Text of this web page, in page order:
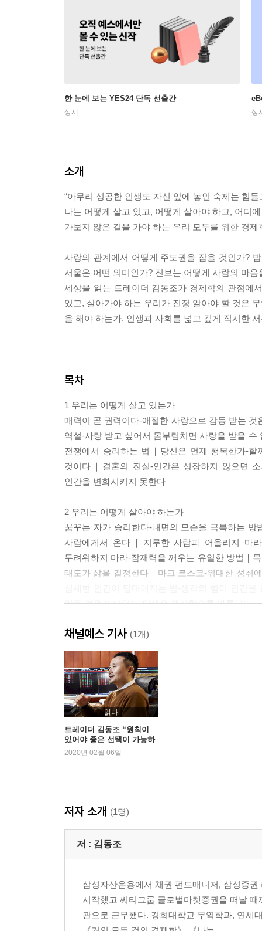
한 눈에 보는 YES24 단독 선출간
상시 상
소개
“아무리 성공한 인생도 자신 앞에 놓인 숙제는 힘들
나는 어떻게 살고 있고, 어떻게 살아야 하고, 어디
가보지 않은 길을 가야 하는 우리 모두를 위한 경제
사랑의 관계에서 어떻게 주도권을 잡을 것인가?
서울은 어떤 의미인가? 진보는 어떻게 사람의 마
세상을 읽는 트레이더 김동조가 경제학의 관점에
있고, 살아가야 하는 우리가 진정 알아야 할 것은
을 해야 하는가. 인생과 사회를 넓고 깊게 직시한
목차
1 우리는 어떻게 살고 있는가
매력이 곧 권력이다-애절한 사랑으로 감동 받는
역설-사랑 받고 싶어서 몸부림치면 사랑을 받을
전쟁에서 승리하는 법｜당신은 언제 행복한가-
것이다｜결혼의 진실-인간은 성장하지 않으면
인간을 변화시키지 못한다
2 우리는 어떻게 살아야 하는가
꿈꾸는 자가 승리한다-내면의 모순을 극복하는
사람에게서 온다｜지루한 사람과 어울리지 마
두려워하지 마라-잠재력을 깨우는 유일한 방법｜
태도가 삶을 결정한다｜마크 로스코-위대한 성취
않은 것은 아니었다-인생은 생각할수록 아름답다
3 우리는 어디에 있는가
위기가 기회다-위기가 변화할 힘을 준다｜예측
모순은 남녀 간의 모순보다 뿌리 깊다｜뉴라이
강경한 것은 때로 무책임한 것이다｜우파의 역
시장의 힘을 믿는다｜통일의 경제학-통일대박
압구정동은 어디인가-서울은 시간이 얼마 없다｜
가격은 사람들의 마음이고 마켓은 삶을 과장한다
채널예스 기사 (1개)
읽다
트레이더 김동조 “원칙이
있어야 좋은 선택이 가능하
다”
2020년 02월 06일
저자 소개 (1명)
저 : 김동조
삼성자산운용에서 채권 펀드매니저, 삼성증
시작했고 씨티그룹 글로벌마켓증권을 떠날
관으로 근무했다. 경희대학교 무역학과, 연세